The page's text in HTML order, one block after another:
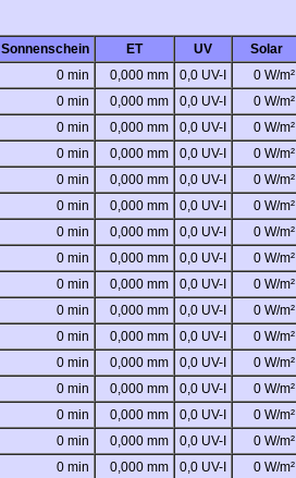
Sonnenschein ET UV Solar
0 min 0,000 mm 0,0 UV-I 0 W/m²
0 min 0,000 mm 0,0 UV-I 0 W/m²
0 min 0,000 mm 0,0 UV-I 0 W/m²
0 min 0,000 mm 0,0 UV-I 0 W/m²
0 min 0,000 mm 0,0 UV-I 0 W/m²
0 min 0,000 mm 0,0 UV-I 0 W/m²
0 min 0,000 mm 0,0 UV-I 0 W/m²
0 min 0,000 mm 0,0 UV-I 0 W/m²
0 min 0,000 mm 0,0 UV-I 0 W/m²
0 min 0,000 mm 0,0 UV-I 0 W/m²
0 min 0,000 mm 0,0 UV-I 0 W/m²
0 min 0,000 mm 0,0 UV-I 0 W/m²
0 min 0,000 mm 0,0 UV-I 0 W/m²
0 min 0,000 mm 0,0 UV-I 0 W/m²
0 min 0,000 mm 0,0 UV-I 0 W/m²
0 min 0,000 mm 0,0 UV-I 0 W/m²